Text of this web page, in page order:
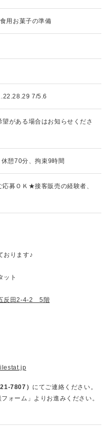
用お菓子の準備
7/5.6
がある場合はお知らせくださ
憩70分、拘束9時間
応募ＯＫ★接客販売の経験者、
おります♪
ット
反田2-4-2 5階
7807） にてご連絡ください。
ォーム」よりお進みください。